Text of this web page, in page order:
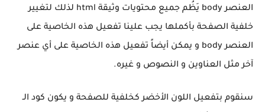
العنصر body يَظُم جميع محتويات وثيقة html لذلك لتغيير
خلفية الصفحة بأكملها يجب علينا تفعيل هذه الخاصية على
العنصر body و يمكن أيضاً تفعيل هذه الخاصية على أي عنصر
آخر مثل العناوين و النصوص و غيره.
سنقوم بتفعيل اللون الأخضر كخلفية للصفحة و يكون كود الـ